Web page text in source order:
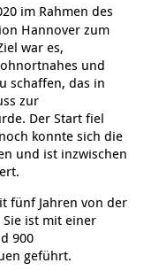
Hof
Weg /
/
Weg
Hof
Weg /
im Rahmen des
Hannover zum
war es,
und
schaffen, das in
zur
Der Start fiel
konnte sich die
und ist inzwischen
fünf Jahren von der
ist mit einer
900
geführt.